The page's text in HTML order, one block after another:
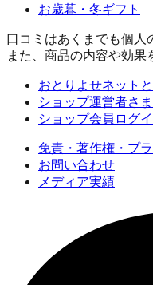
お歳暮・冬ギフト
口コミはあくまでも個人
また、商品の内容や効果
おとりよせネット
ショップ運営者さ
ショップ会員ログ
免責・著作権・プ
お問い合わせ
メディア実績